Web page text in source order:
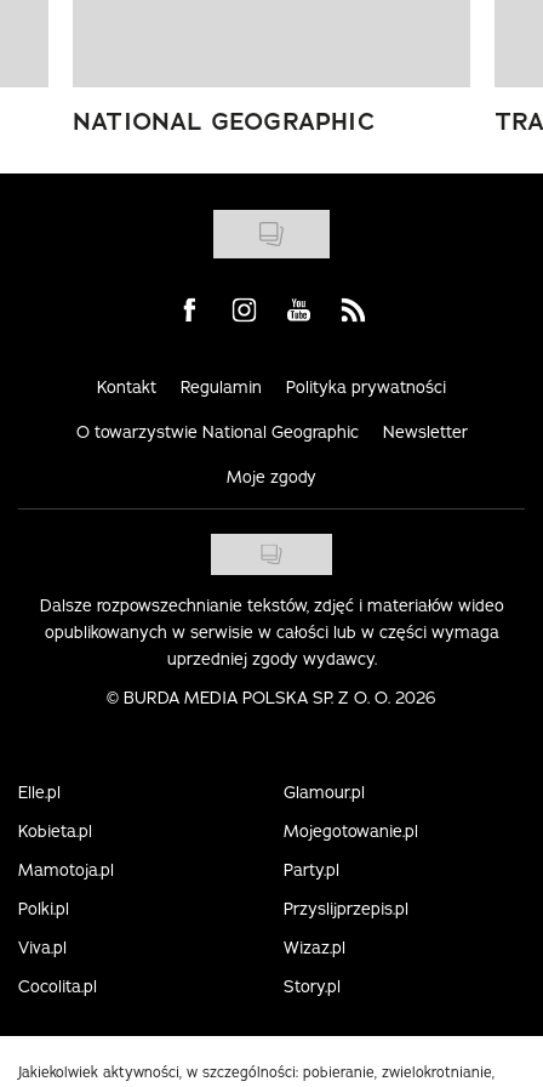
NATIONAL GEOGRAPHIC
Visit us on Facebook
Visit us on Instagram
Visit us on Youtube
Visit us on Rss
Kontakt Regulamin Polityka prywatności
O towarzystwie National Geographic Newsletter
Moje zgody
Dalsze rozpowszechnianie tekstów, zdjęć i materiałów wideo
opublikowanych w serwisie w całości lub w części wymaga
uprzedniej zgody wydawcy.
© BURDA MEDIA POLSKA SP. Z O. O. 2026
Elle.pl
Glamour.pl
Kobieta.pl
Mojegotowanie.pl
Mamotoja.pl
Party.pl
Polki.pl
Przyslijprzepis.pl
Viva.pl
Wizaz.pl
Cocolita.pl
Story.pl
Jakiekolwiek aktywności, w szczególności: pobieranie, zwielokrotnianie,